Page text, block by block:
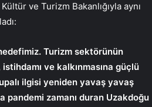
ve Turizm Bakanlığıyla aynı
Turizm sektörünün
ve kalkınmasına güçlü
ilgisi yeniden yavaş yavaş
pandemi zamanı duran Uzakdoğu